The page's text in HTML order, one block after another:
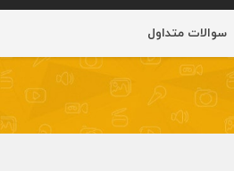
سوالات متداول